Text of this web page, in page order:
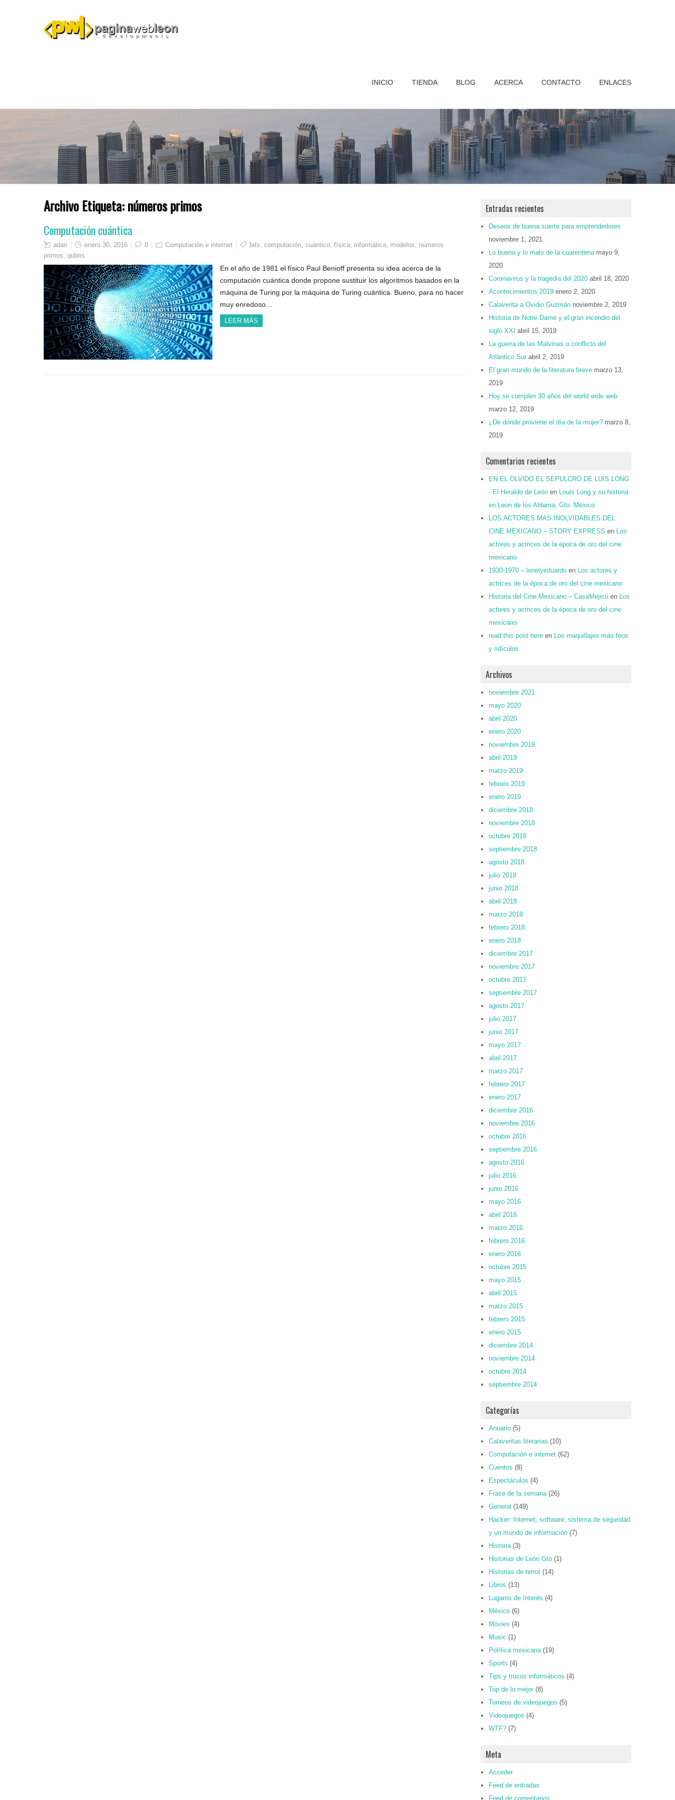
INICIO TIENDA BLOG ACERCA CONTACTO ENLACES
Archivo Etiqueta:números primos
Computación cuántica
adan enero 30, 2016 0 Computación e internet bits, computación, cuántico, física, informática, modelos, números
primos, qubits
En el año de 1981 el físico Paul Benioff presenta su idea acerca de la
computación cuántica donde propone sustituir los algoritmos basados en la
máquina de Turing por la máquina de Turing cuántica. Bueno, para no hacer
muy enredoso…
LEER MÁS
Entradas recientes
Deseos de buena suerte para emprendedores
noviembre 1, 2021
Lo bueno y lo malo de la cuarentena mayo 9,
2020
Coronavirus y la tragedia del 2020 abril 18, 2020
Acontecimientos 2019 enero 2, 2020
Calaverita a Ovidio Guzmán noviembre 2, 2019
Historia de Notre Dame y el gran incendio del
siglo XXI abril 15, 2019
La guerra de las Malvinas o conflicto del
Atlántico Sur abril 2, 2019
El gran mundo de la literatura breve marzo 13,
2019
Hoy se cumplen 30 años del world wide web
marzo 12, 2019
¿De dónde proviene el día de la mujer? marzo 8,
2019
Comentarios recientes
EN EL OLVIDO EL SEPULCRO DE LUIS LONG
- El Heraldo de León en Louis Long y su historia
en León de los Aldama, Gto. México
LOS ACTORES MAS INOLVIDABLES DEL
CINE MEXICANO – STORY EXPRESS en Los
actores y actrices de la época de oro del cine
mexicano
1930-1970 – lonelyeduardo en Los actores y
actrices de la época de oro del cine mexicano
Historia del Cine Mexicano – CasaMejicú en Los
actores y actrices de la época de oro del cine
mexicano
read this post here en Los maquillajes más feos
y ridículos
Archivos
noviembre 2021
mayo 2020
abril 2020
enero 2020
noviembre 2019
abril 2019
marzo 2019
febrero 2019
enero 2019
diciembre 2018
noviembre 2018
octubre 2018
septiembre 2018
agosto 2018
julio 2018
junio 2018
abril 2018
marzo 2018
febrero 2018
enero 2018
diciembre 2017
noviembre 2017
octubre 2017
septiembre 2017
agosto 2017
julio 2017
junio 2017
mayo 2017
abril 2017
marzo 2017
febrero 2017
enero 2017
diciembre 2016
noviembre 2016
octubre 2016
septiembre 2016
agosto 2016
julio 2016
junio 2016
mayo 2016
abril 2016
marzo 2016
febrero 2016
enero 2016
octubre 2015
mayo 2015
abril 2015
marzo 2015
febrero 2015
enero 2015
diciembre 2014
noviembre 2014
octubre 2014
septiembre 2014
Categorías
Anuario (5)
Calaveritas literarias (10)
Computación e internet (62)
Cuentos (8)
Espectáculos (4)
Frase de la semana(26)
General (149)
Hacker: Internet, software, sistema de seguridad
y un mundo de información (7)
Historia(3)
Historias de León Gto (1)
Historias de terror (14)
Libros (13)
Lugares de Interés (4)
México (6)
Movies (4)
Music (1)
Política mexicana(19)
Sports (4)
Tips y trucos informáticos (4)
Top de lo mejor (8)
Torneos de videojuegos (5)
Videojuegos (4)
WTF? (7)
Meta
Acceder
Feed de entradas
Feed de comentarios